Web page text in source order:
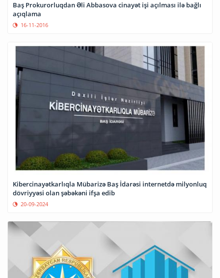
Baş Prokurorluqdan Əli Abbasova cinayət işi açılması ilə bağlı
açıqlama
16-11-2016
Kibercinayətkarlıqla Mübarizə Baş İdarəsi internetdə milyonluq
dövriyyəsi olan şəbəkəni ifşa edib
20-09-2024